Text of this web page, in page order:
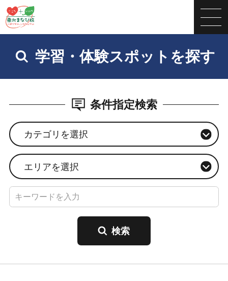
学習・体験スポットを探す
条件指定検索
カテゴリを選択
エリアを選択